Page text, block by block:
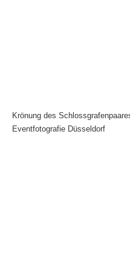
Krönung des
Eventfotografie Düsseldorf